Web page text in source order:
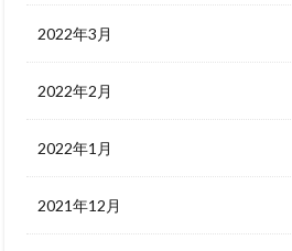
2022年3月
2022年2月
2022年1月
2021年12月